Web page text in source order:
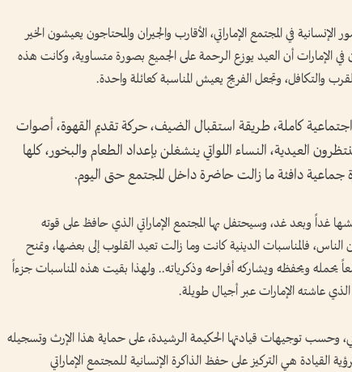
في المجتمع الإماراتي، الأقارب والجيران والمحتاجون يعيشون الخير
الإمارات أن العيد يوزع الرحمة على الجميع بصورة متساوية، وكانت هذه
والتكافل، وتجعل الفريج يعيش المناسبة كعائلة واحدة.
اجتماعية كاملة، طريقة استقبال الضيف، حركة تقديم القهوة، أصوات
العيدية، النساء اللواتي ينشغلن بإعداد الطعام والبخور، كلها
دافئة ما زالت حاضرة داخل المجتمع حتى اليوم.
غداً وبعد غد، وسيحتفل بها المجتمع الإماراتي الذي حافظ على قوته
الناس، فالمناسبات الدينية كانت وما زالت تعيد القلوب إلى بعضها، وتمنح
يحمله ويحفظه ويشاركه أفراحه وذكرياته.. ولهذا بقيت هذه المناسبات جزءاً
عاشته الإمارات عبر أجيال طويلة.
وحسب توجيهات قيادتها الحكيمة الرشيدة، على حماية هذا الإرث وتسجيله
القيادة هي التركيز على حفظ الذاكرة الإنسانية للمجتمع الإماراتي